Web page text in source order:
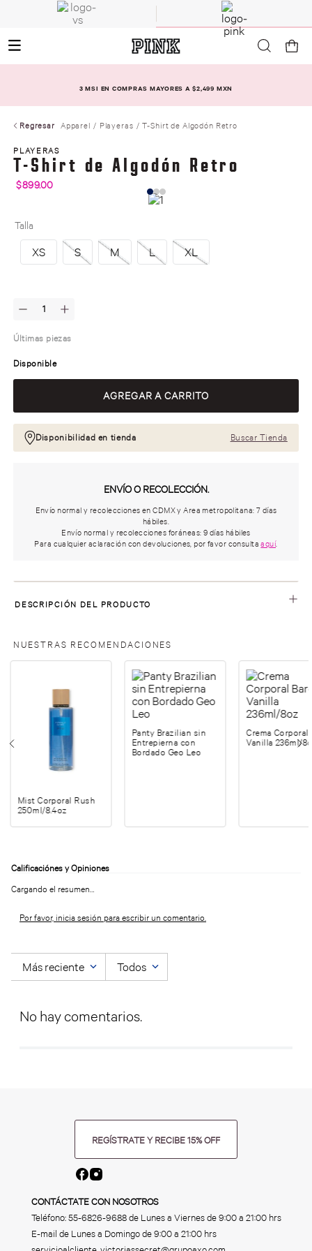
3 MSI EN COMPRAS MAYORES A $2,499 MXN
Regresar Apparel Playeras T-Shirt de Algodón Retro
PLAYERAS
T-Shirt de Algodón Retro
$899.00
Talla
XS S M L XL
Últimas piezas
Disponible
Disponibilidad en tienda Buscar Tienda
ENVÍO O RECOLECCIÓN.
Envío normal y recolecciones en CDMX y Area metropolitana: 7 días
hábiles.
Envío normal y recolecciones foráneas: 9 días hábiles
Para cualquier aclaración con devoluciones, por favor consultaaquí.
DESCRIPCIÓN DEL PRODUCTO
NUESTRAS RECOMENDACIONES
Mist Corporal Rush
250ml/8.4oz
Panty Brazilian sin
Entrepierna con
Bordado Geo Leo
Crema Corporal
Vanilla 236ml/
Cargando el resumen…
Por favor, inicia sesión para escribir un comentario.
Más reciente Todos
No hay comentarios.
REGÍSTRATE Y RECIBE 15% OFF
CONTÁCTATE CON NOSOTROS
Teléfono:55-6826-9688de Lunes a Viernes de 9:00 a 21:00 hrs
E-mail de Lunes a Domingo de 9:00 a 21:00 hrs